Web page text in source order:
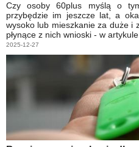
Czy osoby 60plus myślą o
przybędzie im jeszcze lat, a
wysoko lub mieszkanie za duże i
płynące z nich wnioski - w artykule.
2025-12-27